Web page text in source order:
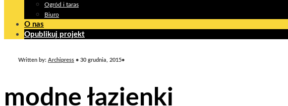
Ogród i taras
Biuro
O nas
Opublikuj projekt
Written by: Archipress • 30 grudnia, 2015•
modne łazienki